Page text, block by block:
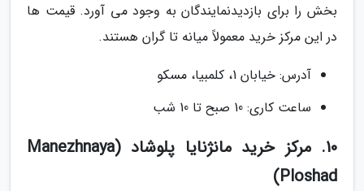
بخش را برای بازدیدنمایندگان به وجود می آورد. قیمت ها
در این مرکز خرید معمولاً میانه تا گران هستند.
آدرس: خیابان 1، کلمبیا، مسکو
ساعت کاری: 10 صبح تا 10 شب
10. مرکز خرید مانژنایا پلوشاد (Manezhnaya
Ploshad)